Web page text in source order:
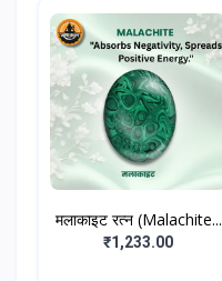
मलाकाइट रत्न (Malachite...
₹1,233.00